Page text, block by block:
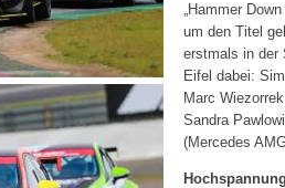
„Hammer
um den Titel
erstmals in der
Eifel dabei:
Marc
Sandra
(Mercedes